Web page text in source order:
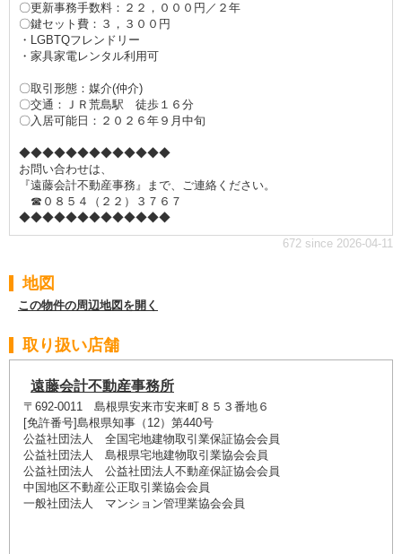
〇更新事務手数料：２２，０００円／２年
〇鍵セット費：３，３００円
・LGBTQフレンドリー
・家具家電レンタル利用可
〇取引形態：媒介(仲介)
〇交通：ＪＲ荒島駅 徒歩１６分
〇入居可能日：２０２６年９月中旬
◆◆◆◆◆◆◆◆◆◆◆◆◆
お問い合わせは、
『遠藤会計不動産事務』まで、ご連絡ください。
☎０８５４（２２）３７６７
◆◆◆◆◆◆◆◆◆◆◆◆◆
672 since 2026-04-11
地図
この物件の周辺地図を開く
取り扱い店舗
遠藤会計不動産事務所
〒692-0011 島根県安来市安来町８５３番地６
[免許番号]島根県知事（12）第440号
公益社団法人 全国宅地建物取引業保証協会会員
公益社団法人 島根県宅地建物取引業協会会員
公益社団法人 公益社団法人不動産保証協会会員
中国地区不動産公正取引業協会会員
一般社団法人 マンション管理業協会会員